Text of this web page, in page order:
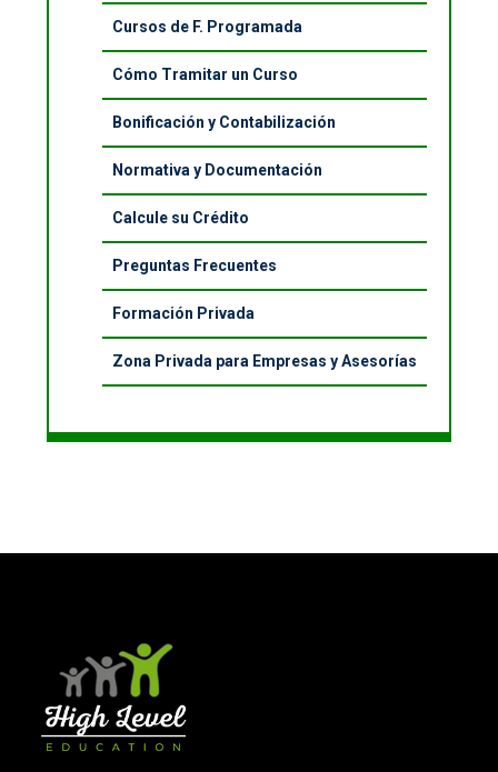
Cursos de F. Programada
Cómo Tramitar un Curso
Bonificación y Contabilización
Normativa y Documentación
Calcule su Crédito
Preguntas Frecuentes
Formación Privada
Zona Privada para Empresas y Asesorías